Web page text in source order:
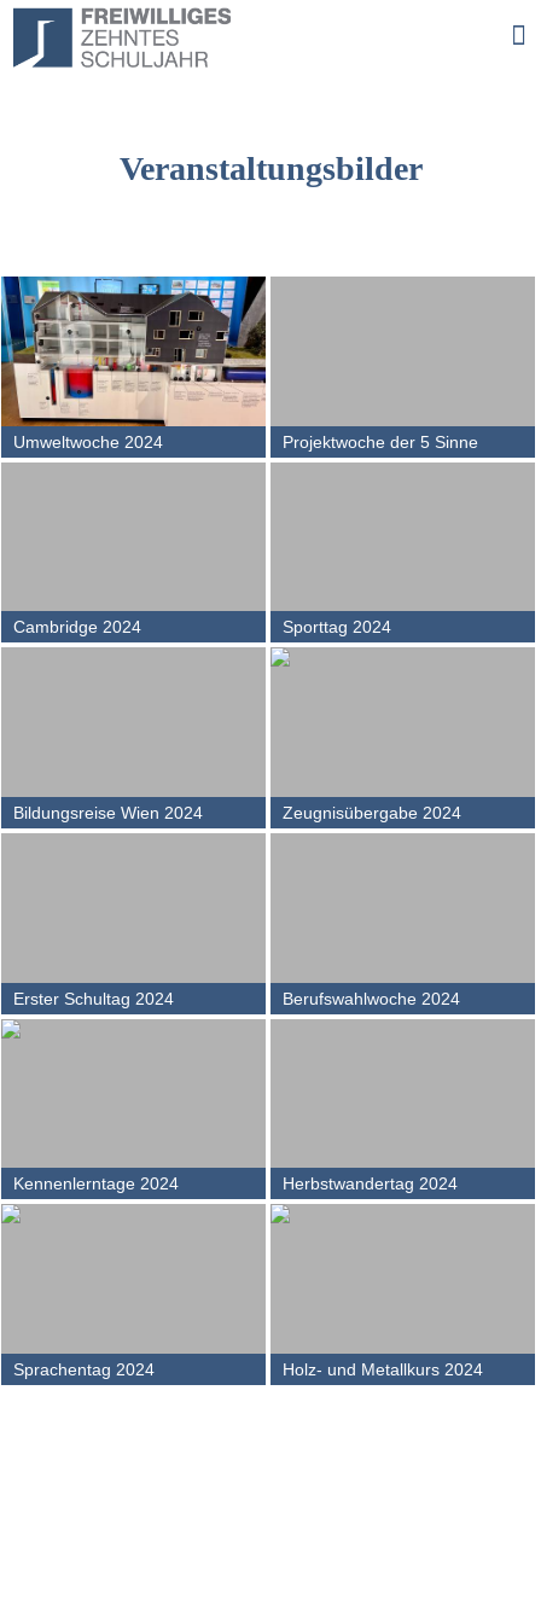
Veranstaltungsbilder
Umweltwoche 2024 Projektwoche der 5 Sinne
Cambridge 2024 Sporttag 2024
Bildungsreise Wien 2024 Zeugnisübergabe 2024
Erster Schultag 2024 Berufswahlwoche 2024
Kennenlerntage 2024 Herbstwandertag 2024
Sprachentag 2024 Holz- und Metallkurs 2024